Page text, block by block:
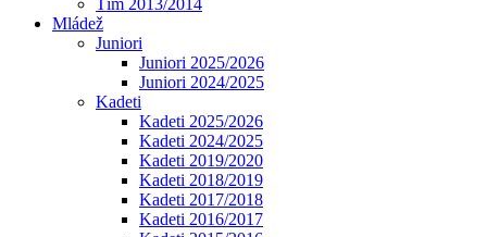
Tím 2013/2014
Mládež
Juniori
Juniori 2025/2026
Juniori 2024/2025
Kadeti
Kadeti 2025/2026
Kadeti 2024/2025
Kadeti 2019/2020
Kadeti 2018/2019
Kadeti 2017/2018
Kadeti 2016/2017